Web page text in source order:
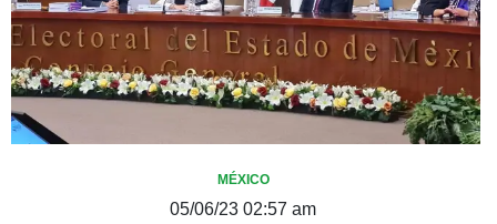
MÉXICO
05/06/23 02:57 am